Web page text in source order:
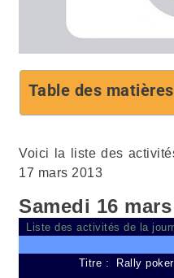
Table des matières
Voici la liste des
17 mars 2013
Samedi 16
Liste des activités de la
Titre : Rally poker